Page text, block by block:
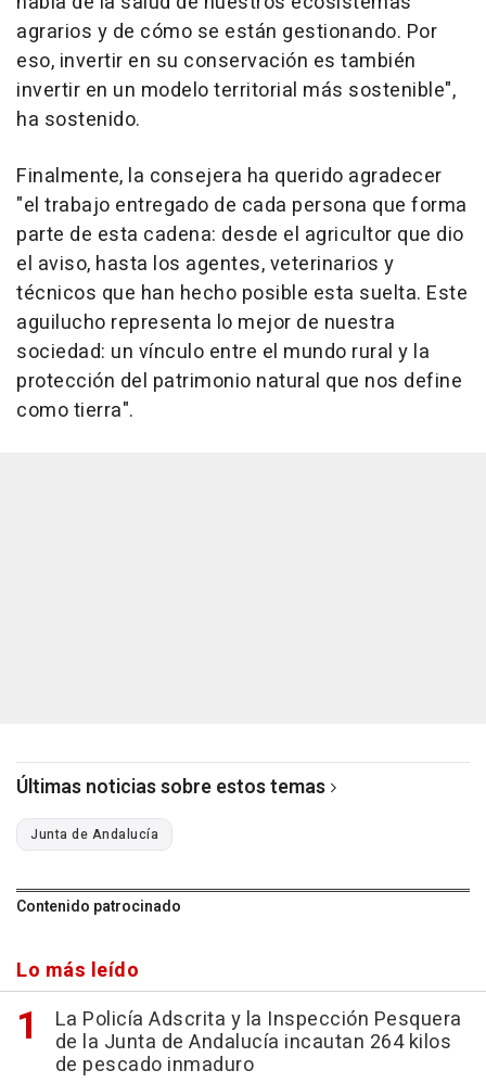
agrarios y de cómo se están gestionando. Por
eso, invertir en su conservación es también
invertir en un modelo territorial más sostenible",
ha sostenido.
Finalmente, la consejera ha querido agradecer
"el trabajo entregado de cada persona que forma
parte de esta cadena: desde el agricultor que dio
el aviso, hasta los agentes, veterinarios y
técnicos que han hecho posible esta suelta. Este
aguilucho representa lo mejor de nuestra
sociedad: un vínculo entre el mundo rural y la
protección del patrimonio natural que nos define
como tierra".
Últimas noticias sobre estos temas
Junta de Andalucía
Contenido patrocinado
Lo más leído
La Policía Adscrita y la Inspección Pesquera
de la Junta de Andalucía incautan 264 kilos
de pescado inmaduro